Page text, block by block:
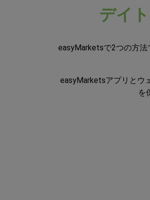
デイ
easyMarketsで2つの方
easyMarketsアプリとウ
を